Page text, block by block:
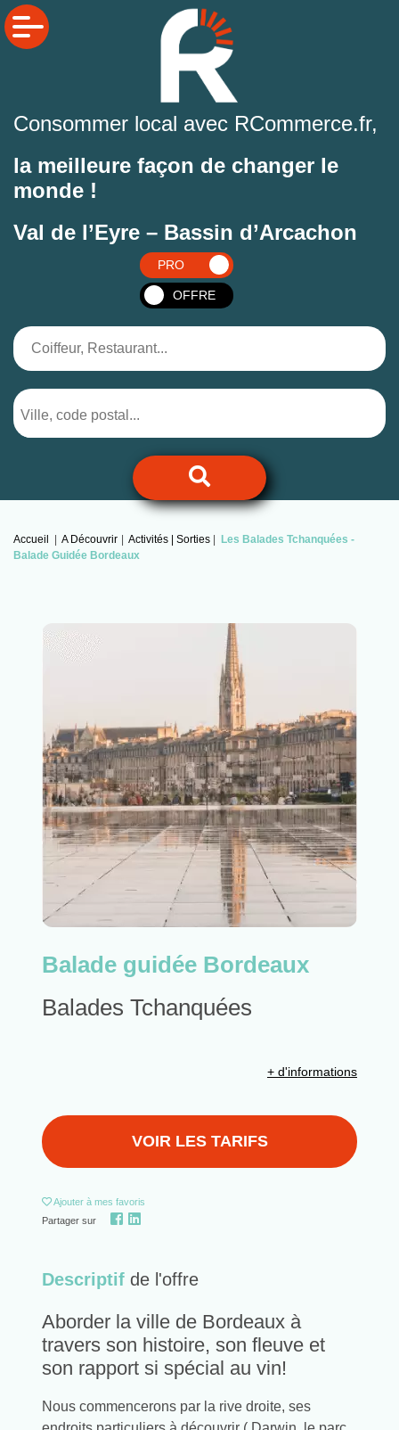
Consommer local avec RCommerce.fr,
la meilleure façon de changer le
monde !
Val de l’Eyre – Bassin d’Arcachon
PRO
OFFRE
Accueil A Découvrir Activités | Sorties
Les Balades Tchanquées -
Balade Guidée Bordeaux
Balade guidée Bordeaux
Balades Tchanquées
+ d'informations
VOIR LES TARIFS
Ajouter à mes favoris
Partager sur
Descriptif de l'offre
Aborder la ville de Bordeaux à
travers son histoire, son fleuve et
son rapport si spécial au vin!
Nous commencerons par la rive droite, ses